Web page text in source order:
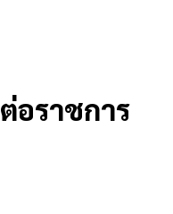
อราชการ